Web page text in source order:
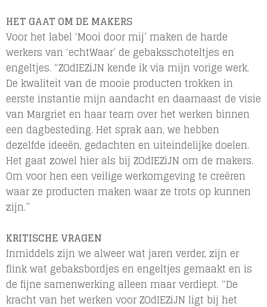
HET GAAT OM DE MAKERS
Voor het label ‘Mooi door mij’ maken de harde
werkers van ‘echtWaar’ de gebaksschoteltjes en
engeltjes. “ZOdIEZiJN kende ik via mijn vorige werk.
De kwaliteit van de mooie producten trokken in
eerste instantie mijn aandacht en daarnaast de visie
van Margriet en haar team over het werken binnen
een dagbesteding. Het sprak aan, we hebben
dezelfde ideeën, gedachten en uiteindelijke doelen.
Het gaat zowel hier als bij ZOdIEZiJN om de makers.
Om voor hen een veilige werkomgeving te creëren
waar ze producten maken waar ze trots op kunnen
zijn.”
KRITISCHE VRAGEN
Inmiddels zijn we alweer wat jaren verder, zijn er
flink wat gebaksbordjes en engeltjes gemaakt en is
de fijne samenwerking alleen maar verdiept. “De
kracht van het werken voor ZOdIEZiJN ligt bij het